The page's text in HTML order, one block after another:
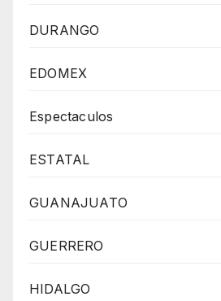
DURANGO
EDOMEX
Espectaculos
ESTATAL
GUANAJUATO
GUERRERO
HIDALGO